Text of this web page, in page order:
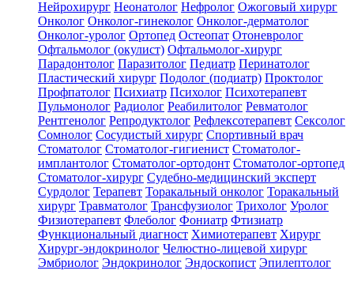
Нейрохирург Неонатолог Нефролог Ожоговый хирург
Онколог Онколог-гинеколог Онколог-дерматолог
Онколог-уролог Ортопед Остеопат Отоневролог
Офтальмолог (окулист) Офтальмолог-хирург
Парадонтолог Паразитолог Педиатр Перинатолог
Пластический хирург Подолог (подиатр) Проктолог
Профпатолог Психиатр Психолог Психотерапевт
Пульмонолог Радиолог Реабилитолог Ревматолог
Рентгенолог Репродуктолог Рефлексотерапевт Сексолог
Сомнолог Сосудистый хирург Спортивный врач
Стоматолог Стоматолог-гигиенист Стоматолог-
имплантолог Стоматолог-ортодонт Стоматолог-ортопед
Стоматолог-хирург Судебно-медицинский эксперт
Сурдолог Терапевт Торакальный онколог Торакальный
хирург Травматолог Трансфузиолог Трихолог Уролог
Физиотерапевт Флеболог Фониатр Фтизиатр
Функциональный диагност Химиотерапевт Хирург
Хирург-эндокринолог Челюстно-лицевой хирург
Эмбриолог Эндокринолог Эндоскопист Эпилептолог